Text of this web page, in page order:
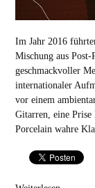
Im Jahr 2016
Mischung aus
geschmackvoller
internationaler
vor einem
Gitarren, eine
Porcelain wahre